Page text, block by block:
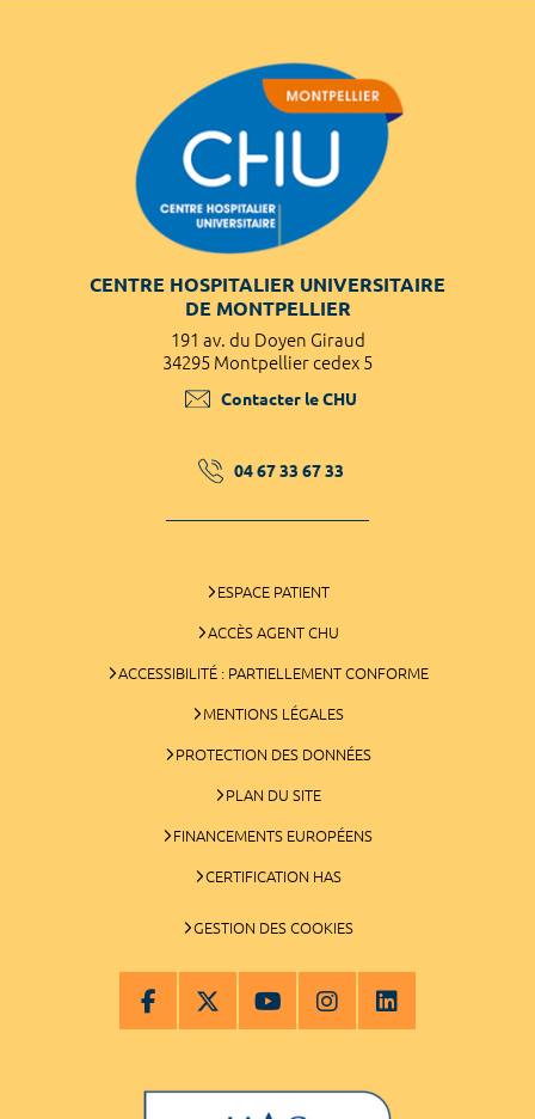
CENTRE HOSPITALIER UNIVERSITAIRE
DE MONTPELLIER
191 av. du Doyen Giraud
34295 Montpellier cedex 5
Contacter le CHU
04 67 33 67 33
ESPACE PATIENT
ACCÈS AGENT CHU
ACCESSIBILITÉ : PARTIELLEMENT CONFORME
MENTIONS LÉGALES
PROTECTION DES DONNÉES
PLAN DU SITE
FINANCEMENTS EUROPÉENS
CERTIFICATION HAS
GESTION DES COOKIES